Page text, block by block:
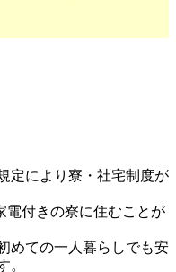
定により寮・社宅制度が
電付きの寮に住むことが
めての一人暮らしでも安
。